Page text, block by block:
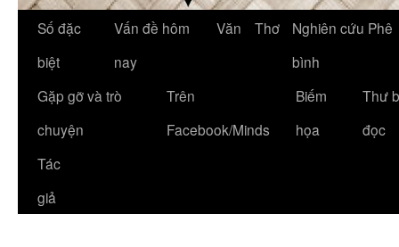
Số đặc
biệt
Vấn đề hôm
nay
Văn Thơ
Nghiên cứu Phê
bình
Gặp gỡ và trò
chuyện
Trên
Facebook/Minds
Biếm
họa
Thư
đọc
Tác
giả